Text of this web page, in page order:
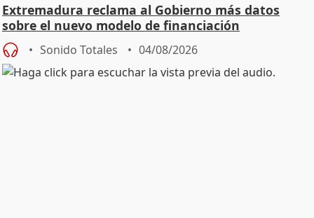
Extremadura reclama al Gobierno más datos
sobre el nuevo modelo de financiación
Sonido Totales 04/08/2026